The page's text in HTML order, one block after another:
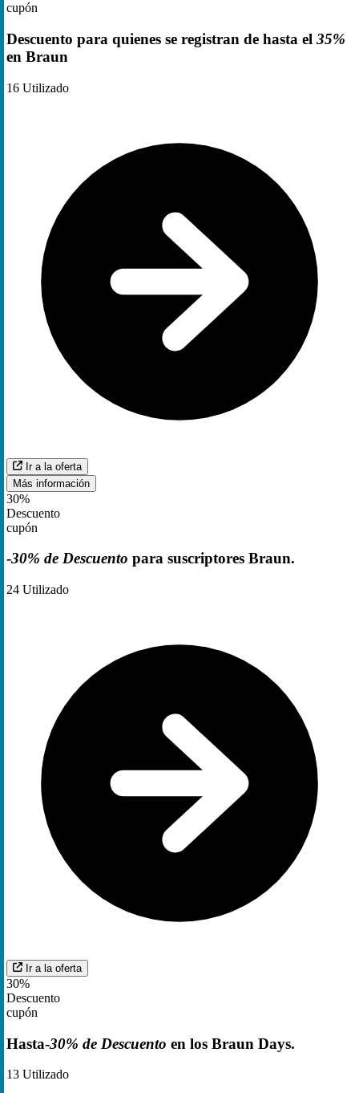
cupón
Descuento para quienes se registran de hasta el 35%
en Braun
16 Utilizado
Ir a la oferta
Más información
30%
Descuento
cupón
-30% de Descuento para suscriptores Braun.
24 Utilizado
Ir a la oferta
30%
Descuento
cupón
Hasta-30% de Descuento en los Braun Days.
13 Utilizado